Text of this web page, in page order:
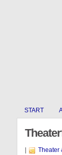
START
Theater